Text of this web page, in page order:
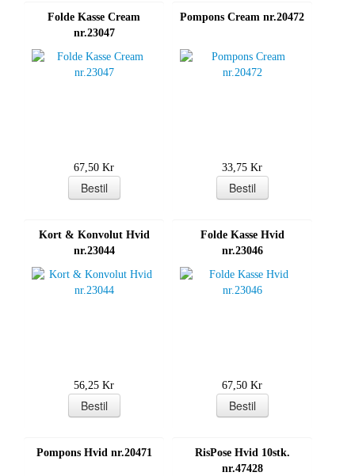
Folde Kasse Cream
nr.23047
67,50 Kr
Pompons Cream nr.20472
33,75 Kr
Kort & Konvolut Hvid
nr.23044
56,25 Kr
Folde Kasse Hvid
nr.23046
67,50 Kr
Pompons Hvid nr.20471
RisPose Hvid 10stk.
nr.47428